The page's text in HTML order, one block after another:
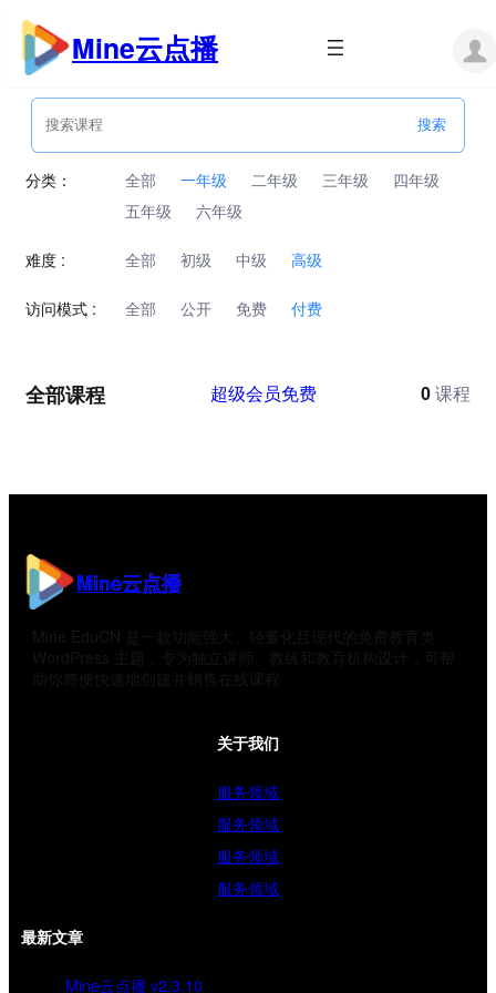
跳
内
Mine云点播
分类： 全部 一年级 二年级 三年级
四年级
五年级
六年级
难度 : 全部 初级 中级 高级
访问模式 : 全部 公开 免费 付费
全部课程 超级会员免费 0 课程
Mine云点播
Mine EduCN 是一款功能强大、轻量化且现代的免费教育类
WordPress 主题，专为独立讲师、教练和教育机构设计，可帮
助你简便快速地创建并销售在线课程
关于我们
服务领域
服务领域
服务领域
服务领域
最新文章
Mine云点播 v2.3.10